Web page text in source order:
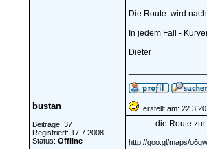
Die Route: wird
In jedem Fall -
Dieter
bustan
Beiträge: 37
Registriert: 17.7.2008
Status: Offline
erstellt am:
.............die Route
http://goo.gl/maps/